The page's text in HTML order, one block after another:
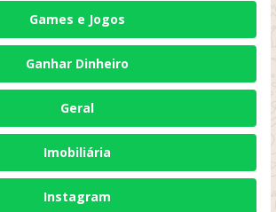
Games e Jogos
Ganhar Dinheiro
Geral
Imobiliária
Instagram